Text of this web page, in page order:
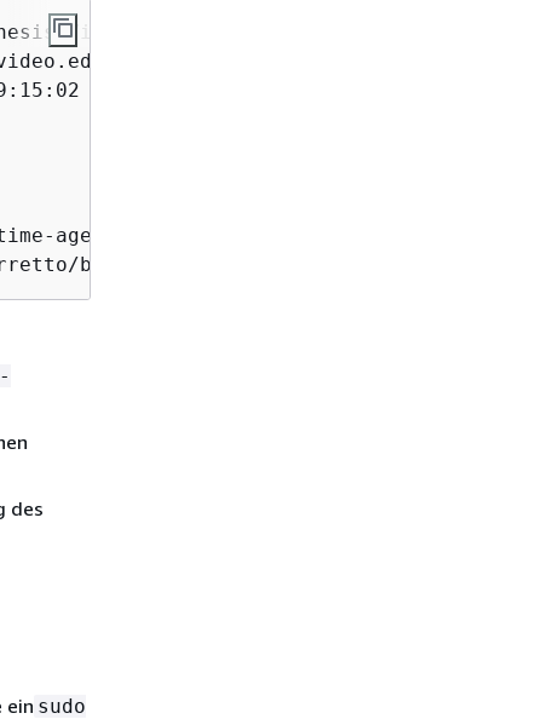
Video Streams edge agent
runtime-agent.service; disabled;
UTC; 6s ago
agent.service
bin/java -cp kvs-edge-
des
ein sudo